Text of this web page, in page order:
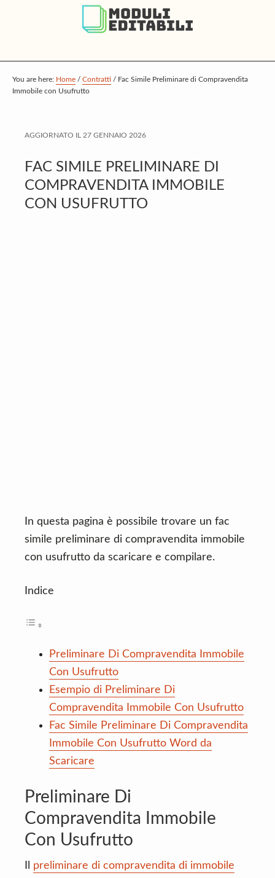
p
t
a
n
c
o
p
t
r
m
a
r
p
t
o
t
e
r
You are here: Home / Contratti / Fac Simile Preliminare di Compravendita
Immobile con Usufrutto
AGGIORNATO IL 27 GENNAIO 2026
FAC SIMILE PRELIMINARE DI
COMPRAVENDITA IMMOBILE
CON USUFRUTTO
In questa pagina è possibile trovare un fac
simile preliminare di compravendita immobile
con usufrutto da scaricare e compilare.
Indice
Preliminare Di Compravendita Immobile
Con Usufrutto
Esempio di Preliminare Di
Compravendita Immobile Con Usufrutto
Fac Simile Preliminare Di Compravendita
Immobile Con Usufrutto Word da
Scaricare
Preliminare Di
Compravendita Immobile
Con Usufrutto
preliminare di compravendita di immobile